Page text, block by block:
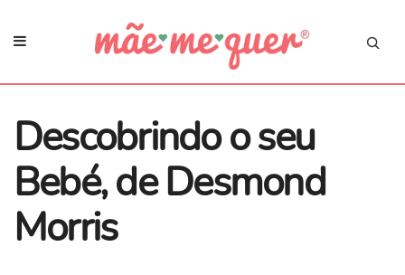
Descobrindo o seu
Bebé, de Desmond
Morris